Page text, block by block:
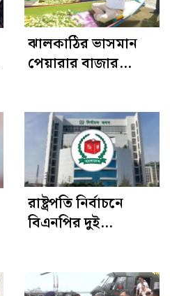
ঝালকাঠির ভাসমান
পেয়ারার বাজার
রাষ্ট্রপতি নির্বাচনে
বিএনপির দুই